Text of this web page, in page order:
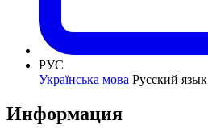
РУС
Українська мова Русский язык
Информация